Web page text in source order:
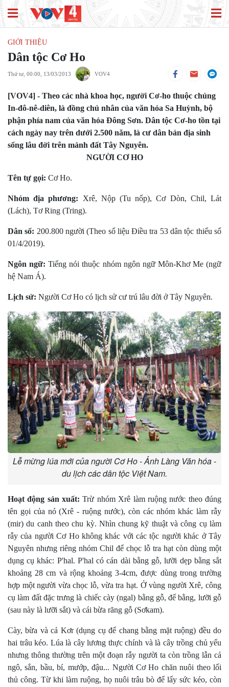
GIỚI THIỆU
Dân tộc Cơ Ho
Thứ tư, 00:00, 13/03/2013 VOV4
[VOV4] - Theo các nhà khoa học, người Cơ-ho thuộc chủng
In-đô-nê-diên, là đồng chủ nhân của văn hóa Sa Huỳnh, bộ
phận phía nam của văn hóa Đông Sơn. Dân tộc Cơ-ho tồn tại
cách ngày nay trên dưới 2.500 năm, là cư dân bản địa sinh
sống lâu đời trên mảnh đất Tây Nguyên.
NGƯỜI CƠ HO
Tên tự gọi: Cơ Ho.
Nhóm địa phương: Xrê, Nộp (Tu nốp), Cơ Dòn, Chil, Lát
(Lách), Tơ Ring (Tring).
Dân số: 200.800 người (Theo số liệu Điều tra 53 dân tộc thiểu số
01/4/2019).
Ngôn ngữ:Tiếng nói thuộc nhóm ngôn ngữ Môn-Khơ Me (ngữ
hệ Nam Á).
Lịch sử: Người Cơ Ho có lịch sử cư trú lâu đời ở Tây Nguyên.
Lễ mừng lúa mới của người Cơ Ho - Ảnh Làng Văn hóa -
du lịch các dân tộc Việt Nam.
Hoạt động sản xuất:Trừ nhóm Xrê làm ruộng nước theo đúng
tên gọi của nó (Xrê - ruộng nước), còn các nhóm khác làm rẫy
(mir) du canh theo chu kỳ. Nhìn chung kỹ thuật và công cụ làm
rẫy của người Cơ Ho không khác với các tộc người khác ở Tây
Nguyên nhưng riêng nhóm Chil để chọc lỗ tra hạt còn dùng một
dụng cụ khác: P'hal. P'hal có cán dài bằng gỗ, lưỡi dẹp bằng sắt
khoảng 28 cm và rộng khoảng 3-4cm, được dùng trong trường
hợp một người vừa chọc lỗ, vừa tra hạt. Ở vùng người Xrê, công
cụ làm đất đặc trưng là chiếc cày (ngal) bằng gỗ, đế bằng, lưỡi gỗ
(sau này là lưỡi sắt) và cái bừa răng gỗ (Sơkam).
Cày, bừa và cả Kơr (dụng cụ để chang bằng mặt ruộng) đều do
hai trâu kéo. Lúa là cây lương thực chính và là cây trồng chủ yếu
nhưng thông thường trên một đoạn rẫy người ta còn trồng lẫn cả
ngô, sắn, bầu, bí, mướp, đậu... Người Cơ Ho chăn nuôi theo lối
thủ công. Từ khi làm ruộng, họ nuôi trâu bò để lấy sức kéo, còn